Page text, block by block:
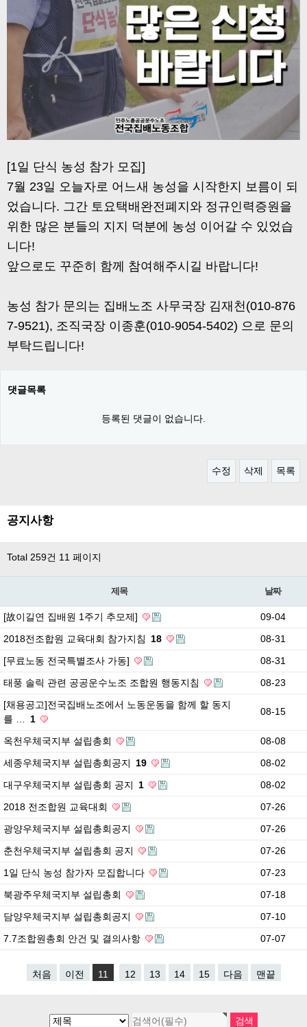
[1일 단식 농성 참가 모집]
7월 23일 오늘자로 어느새 농성을 시작한지 보름이 되
었습니다. 그간 토요택배완전폐지와 정규인력증원을
위한 많은 분들의 지지 덕분에 농성 이어갈 수 있었습
니다!
앞으로도 꾸준히 함께 참여해주시길 바랍니다!
농성 참가 문의는 집배노조 사무국장 김재천(‭010-876
7-9521‬), 조직국장 이종훈(‭010-9054-5402‬) 으로 문의
부탁드립니다!
댓글목록
등록된 댓글이 없습니다.
수정 삭제 목록
공지사항
Total 259건 11 페이지
제목 날짜
[故이길연 집배원 1주기 추모제]
09-04
2018전조합원 교육대회 참가지침
18
08-31
[무료노동 전국특별조사 가동]
08-31
태풍 솔릭 관련 공공운수노조 조합원 행동지침
08-23
[채용공고]전국집배노조에서 노동운동을 함께 할 동지
를 …
1
08-15
옥천우체국지부 설립총회
08-08
세종우체국지부 설립총회공지
19
08-02
대구우체국지부 설립총회 공지
1
08-02
2018 전조합원 교육대회
07-26
광양우체국지부 설립총회공지
07-26
춘천우체국지부 설립총회 공지
07-26
1일 단식 농성 참가자 모집합니다
07-23
북광주우체국지부 설립총회
07-18
담양우체국지부 설립총회공지
07-10
7.7조합원총회 안건 및 결의사항
07-07
처음 이전 11 12 13 14 15 다음 맨끝